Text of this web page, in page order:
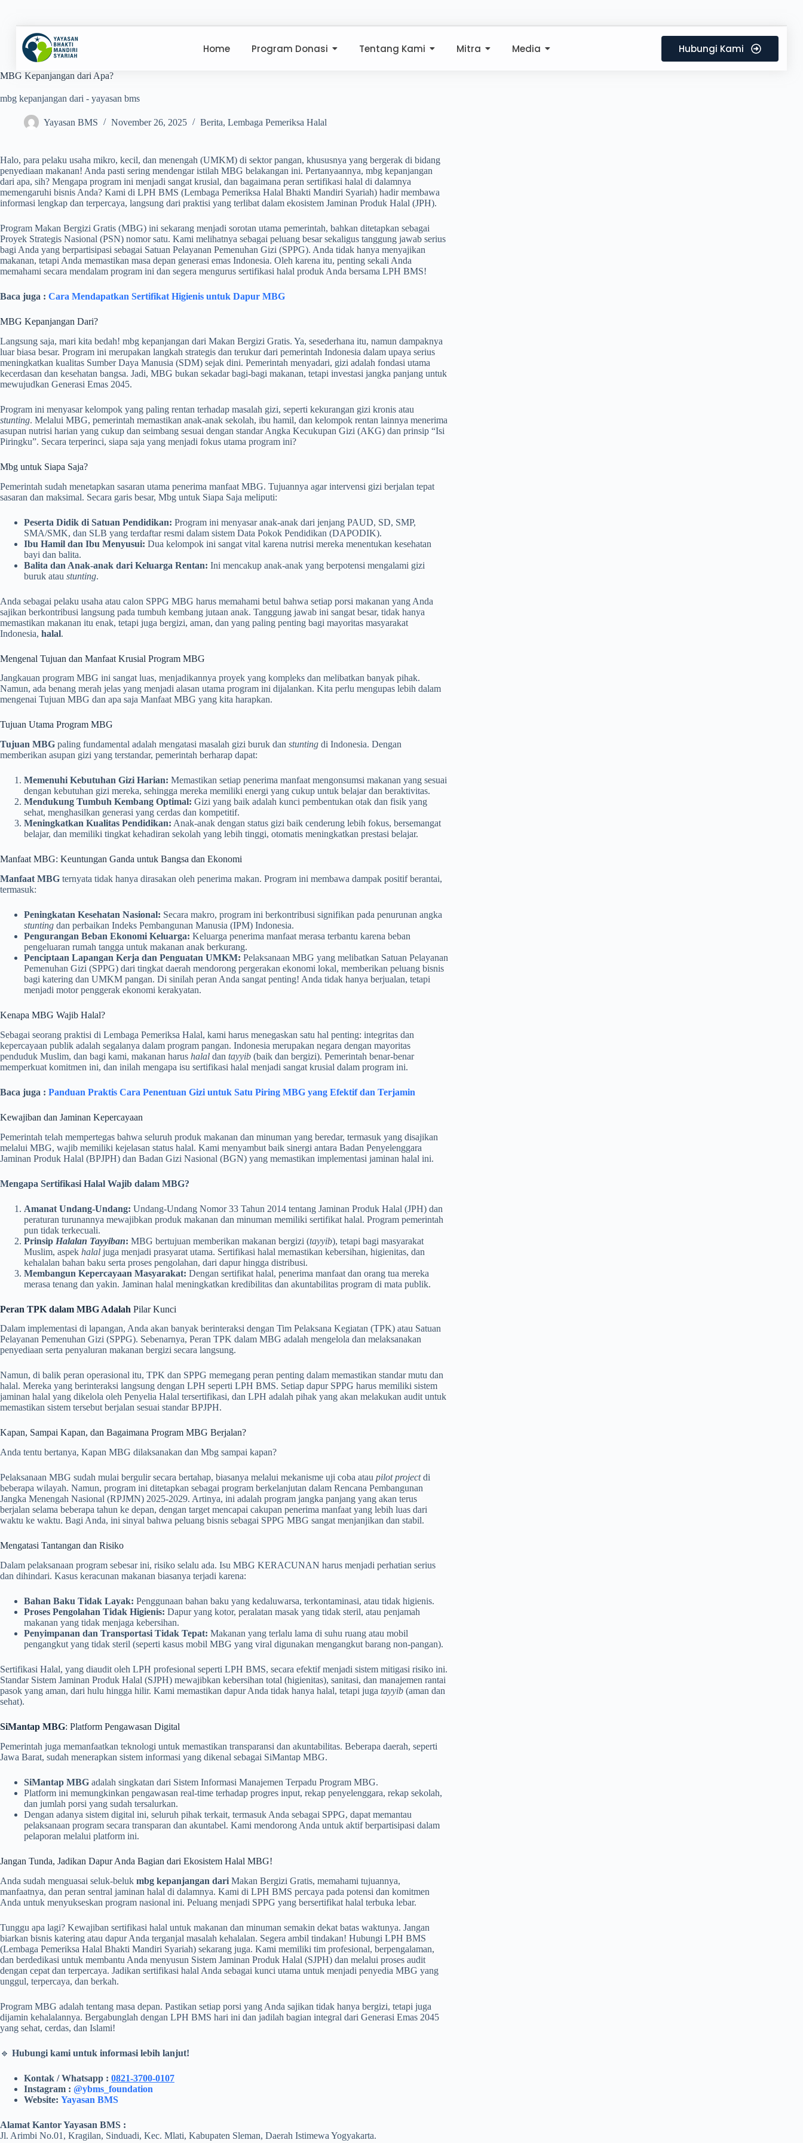
Home Program Donasi Tentang Kami Mitra Media Hubungi Kami
MBG Kepanjangan dari Apa?
mbg kepanjangan dari - yayasan bms
Yayasan BMS November 26, 2025 Berita, Lembaga Pemeriksa Halal
Halo, para pelaku usaha mikro, kecil, dan menengah (UMKM) di sektor pangan, khususnya yang bergerak di bidang
penyediaan makanan! Anda pasti sering mendengar istilah MBG belakangan ini. Pertanyaannya, mbg kepanjangan
dari apa, sih? Mengapa program ini menjadi sangat krusial, dan bagaimana peran sertifikasi halal di dalamnya
memengaruhi bisnis Anda? Kami di LPH BMS (Lembaga Pemeriksa Halal Bhakti Mandiri Syariah) hadir membawa
informasi lengkap dan terpercaya, langsung dari praktisi yang terlibat dalam ekosistem Jaminan Produk Halal (JPH).
Program Makan Bergizi Gratis (MBG) ini sekarang menjadi sorotan utama pemerintah, bahkan ditetapkan sebagai
Proyek Strategis Nasional (PSN) nomor satu. Kami melihatnya sebagai peluang besar sekaligus tanggung jawab serius
bagi Anda yang berpartisipasi sebagai Satuan Pelayanan Pemenuhan Gizi (SPPG). Anda tidak hanya menyajikan
makanan, tetapi Anda memastikan masa depan generasi emas Indonesia. Oleh karena itu, penting sekali Anda
memahami secara mendalam program ini dan segera mengurus sertifikasi halal produk Anda bersama LPH BMS!
Baca juga : Cara Mendapatkan Sertifikat Higienis untuk Dapur MBG
MBG Kepanjangan Dari?
Langsung saja, mari kita bedah! mbg kepanjangan dari Makan Bergizi Gratis. Ya, sesederhana itu, namun dampaknya
luar biasa besar. Program ini merupakan langkah strategis dan terukur dari pemerintah Indonesia dalam upaya serius
meningkatkan kualitas Sumber Daya Manusia (SDM) sejak dini. Pemerintah menyadari, gizi adalah fondasi utama
kecerdasan dan kesehatan bangsa. Jadi, MBG bukan sekadar bagi-bagi makanan, tetapi investasi jangka panjang untuk
mewujudkan Generasi Emas 2045.
Program ini menyasar kelompok yang paling rentan terhadap masalah gizi, seperti kekurangan gizi kronis atau
stunting. Melalui MBG, pemerintah memastikan anak-anak sekolah, ibu hamil, dan kelompok rentan lainnya menerima
asupan nutrisi harian yang cukup dan seimbang sesuai dengan standar Angka Kecukupan Gizi (AKG) dan prinsip “Isi
Piringku”. Secara terperinci, siapa saja yang menjadi fokus utama program ini?
Mbg untuk Siapa Saja?
Pemerintah sudah menetapkan sasaran utama penerima manfaat MBG. Tujuannya agar intervensi gizi berjalan tepat
sasaran dan maksimal. Secara garis besar, Mbg untuk Siapa Saja meliputi:
Peserta Didik di Satuan Pendidikan: Program ini menyasar anak-anak dari jenjang PAUD, SD, SMP,
SMA/SMK, dan SLB yang terdaftar resmi dalam sistem Data Pokok Pendidikan (DAPODIK).
Ibu Hamil dan Ibu Menyusui: Dua kelompok ini sangat vital karena nutrisi mereka menentukan kesehatan
bayi dan balita.
Balita dan Anak-anak dari Keluarga Rentan: Ini mencakup anak-anak yang berpotensi mengalami gizi
buruk atau stunting.
Anda sebagai pelaku usaha atau calon SPPG MBG harus memahami betul bahwa setiap porsi makanan yang Anda
sajikan berkontribusi langsung pada tumbuh kembang jutaan anak. Tanggung jawab ini sangat besar, tidak hanya
memastikan makanan itu enak, tetapi juga bergizi, aman, dan yang paling penting bagi mayoritas masyarakat
Indonesia, halal.
Mengenal Tujuan dan Manfaat Krusial Program MBG
Jangkauan program MBG ini sangat luas, menjadikannya proyek yang kompleks dan melibatkan banyak pihak.
Namun, ada benang merah jelas yang menjadi alasan utama program ini dijalankan. Kita perlu mengupas lebih dalam
mengenai Tujuan MBG dan apa saja Manfaat MBG yang kita harapkan.
Tujuan Utama Program MBG
Tujuan MBG paling fundamental adalah mengatasi masalah gizi buruk dan stunting di Indonesia. Dengan
memberikan asupan gizi yang terstandar, pemerintah berharap dapat:
Memenuhi Kebutuhan Gizi Harian: Memastikan setiap penerima manfaat mengonsumsi makanan yang sesuai
dengan kebutuhan gizi mereka, sehingga mereka memiliki energi yang cukup untuk belajar dan beraktivitas.
Mendukung Tumbuh Kembang Optimal: Gizi yang baik adalah kunci pembentukan otak dan fisik yang
sehat, menghasilkan generasi yang cerdas dan kompetitif.
Meningkatkan Kualitas Pendidikan: Anak-anak dengan status gizi baik cenderung lebih fokus, bersemangat
belajar, dan memiliki tingkat kehadiran sekolah yang lebih tinggi, otomatis meningkatkan prestasi belajar.
Manfaat MBG: Keuntungan Ganda untuk Bangsa dan Ekonomi
Manfaat MBG ternyata tidak hanya dirasakan oleh penerima makan. Program ini membawa dampak positif berantai,
termasuk:
Peningkatan Kesehatan Nasional: Secara makro, program ini berkontribusi signifikan pada penurunan angka
stunting dan perbaikan Indeks Pembangunan Manusia (IPM) Indonesia.
Pengurangan Beban Ekonomi Keluarga: Keluarga penerima manfaat merasa terbantu karena beban
pengeluaran rumah tangga untuk makanan anak berkurang.
Penciptaan Lapangan Kerja dan Penguatan UMKM: Pelaksanaan MBG yang melibatkan Satuan Pelayanan
Pemenuhan Gizi (SPPG) dari tingkat daerah mendorong pergerakan ekonomi lokal, memberikan peluang bisnis
bagi katering dan UMKM pangan. Di sinilah peran Anda sangat penting! Anda tidak hanya berjualan, tetapi
menjadi motor penggerak ekonomi kerakyatan.
Kenapa MBG Wajib Halal?
Sebagai seorang praktisi di Lembaga Pemeriksa Halal, kami harus menegaskan satu hal penting: integritas dan
kepercayaan publik adalah segalanya dalam program pangan. Indonesia merupakan negara dengan mayoritas
penduduk Muslim, dan bagi kami, makanan harus halal dan tayyib (baik dan bergizi). Pemerintah benar-benar
memperkuat komitmen ini, dan inilah mengapa isu sertifikasi halal menjadi sangat krusial dalam program ini.
Baca juga : Panduan Praktis Cara Penentuan Gizi untuk Satu Piring MBG yang Efektif dan Terjamin
Kewajiban dan Jaminan Kepercayaan
Pemerintah telah mempertegas bahwa seluruh produk makanan dan minuman yang beredar, termasuk yang disajikan
melalui MBG, wajib memiliki kejelasan status halal. Kami menyambut baik sinergi antara Badan Penyelenggara
Jaminan Produk Halal (BPJPH) dan Badan Gizi Nasional (BGN) yang memastikan implementasi jaminan halal ini.
Mengapa Sertifikasi Halal Wajib dalam MBG?
Amanat Undang-Undang: Undang-Undang Nomor 33 Tahun 2014 tentang Jaminan Produk Halal (JPH) dan
peraturan turunannya mewajibkan produk makanan dan minuman memiliki sertifikat halal. Program pemerintah
pun tidak terkecuali.
Prinsip Halalan Tayyiban: MBG bertujuan memberikan makanan bergizi (tayyib), tetapi bagi masyarakat
Muslim, aspek halal juga menjadi prasyarat utama. Sertifikasi halal memastikan kebersihan, higienitas, dan
kehalalan bahan baku serta proses pengolahan, dari dapur hingga distribusi.
Membangun Kepercayaan Masyarakat: Dengan sertifikat halal, penerima manfaat dan orang tua mereka
merasa tenang dan yakin. Jaminan halal meningkatkan kredibilitas dan akuntabilitas program di mata publik.
Peran TPK dalam MBG Adalah Pilar Kunci
Dalam implementasi di lapangan, Anda akan banyak berinteraksi dengan Tim Pelaksana Kegiatan (TPK) atau Satuan
Pelayanan Pemenuhan Gizi (SPPG). Sebenarnya, Peran TPK dalam MBG adalah mengelola dan melaksanakan
penyediaan serta penyaluran makanan bergizi secara langsung.
Namun, di balik peran operasional itu, TPK dan SPPG memegang peran penting dalam memastikan standar mutu dan
halal. Mereka yang berinteraksi langsung dengan LPH seperti LPH BMS. Setiap dapur SPPG harus memiliki sistem
jaminan halal yang dikelola oleh Penyelia Halal tersertifikasi, dan LPH adalah pihak yang akan melakukan audit untuk
memastikan sistem tersebut berjalan sesuai standar BPJPH.
Kapan, Sampai Kapan, dan Bagaimana Program MBG Berjalan?
Anda tentu bertanya, Kapan MBG dilaksanakan dan Mbg sampai kapan?
Pelaksanaan MBG sudah mulai bergulir secara bertahap, biasanya melalui mekanisme uji coba atau pilot projectdi
beberapa wilayah. Namun, program ini ditetapkan sebagai program berkelanjutan dalam Rencana Pembangunan
Jangka Menengah Nasional (RPJMN) 2025-2029. Artinya, ini adalah program jangka panjang yang akan terus
berjalan selama beberapa tahun ke depan, dengan target mencapai cakupan penerima manfaat yang lebih luas dari
waktu ke waktu. Bagi Anda, ini sinyal bahwa peluang bisnis sebagai SPPG MBG sangat menjanjikan dan stabil.
Mengatasi Tantangan dan Risiko
Dalam pelaksanaan program sebesar ini, risiko selalu ada. Isu MBG KERACUNAN harus menjadi perhatian serius
dan dihindari. Kasus keracunan makanan biasanya terjadi karena:
Bahan Baku Tidak Layak: Penggunaan bahan baku yang kedaluwarsa, terkontaminasi, atau tidak higienis.
Proses Pengolahan Tidak Higienis: Dapur yang kotor, peralatan masak yang tidak steril, atau penjamah
makanan yang tidak menjaga kebersihan.
Penyimpanan dan Transportasi Tidak Tepat: Makanan yang terlalu lama di suhu ruang atau mobil
pengangkut yang tidak steril (seperti kasus mobil MBG yang viral digunakan mengangkut barang non-pangan).
Sertifikasi Halal, yang diaudit oleh LPH profesional seperti LPH BMS, secara efektif menjadi sistem mitigasi risiko ini.
Standar Sistem Jaminan Produk Halal (SJPH) mewajibkan kebersihan total (higienitas), sanitasi, dan manajemen rantai
pasok yang aman, dari hulu hingga hilir. Kami memastikan dapur Anda tidak hanya halal, tetapi juga tayyib (aman dan
sehat).
SiMantap MBG: Platform Pengawasan Digital
Pemerintah juga memanfaatkan teknologi untuk memastikan transparansi dan akuntabilitas. Beberapa daerah, seperti
Jawa Barat, sudah menerapkan sistem informasi yang dikenal sebagai SiMantap MBG.
SiMantap MBG adalah singkatan dari Sistem Informasi Manajemen Terpadu Program MBG.
Platform ini memungkinkan pengawasan real-time terhadap progres input, rekap penyelenggara, rekap sekolah,
dan jumlah porsi yang sudah tersalurkan.
Dengan adanya sistem digital ini, seluruh pihak terkait, termasuk Anda sebagai SPPG, dapat memantau
pelaksanaan program secara transparan dan akuntabel. Kami mendorong Anda untuk aktif berpartisipasi dalam
pelaporan melalui platform ini.
Jangan Tunda, Jadikan Dapur Anda Bagian dari Ekosistem Halal MBG!
Anda sudah menguasai seluk-beluk mbg kepanjangan dari Makan Bergizi Gratis, memahami tujuannya,
manfaatnya, dan peran sentral jaminan halal di dalamnya. Kami di LPH BMS percaya pada potensi dan komitmen
Anda untuk menyukseskan program nasional ini. Peluang menjadi SPPG yang bersertifikat halal terbuka lebar.
Tunggu apa lagi? Kewajiban sertifikasi halal untuk makanan dan minuman semakin dekat batas waktunya. Jangan
biarkan bisnis katering atau dapur Anda terganjal masalah kehalalan. Segera ambil tindakan! Hubungi LPH BMS
(Lembaga Pemeriksa Halal Bhakti Mandiri Syariah) sekarang juga. Kami memiliki tim profesional, berpengalaman,
dan berdedikasi untuk membantu Anda menyusun Sistem Jaminan Produk Halal (SJPH) dan melalui proses audit
dengan cepat dan terpercaya. Jadikan sertifikasi halal Anda sebagai kunci utama untuk menjadi penyedia MBG yang
unggul, terpercaya, dan berkah.
Program MBG adalah tentang masa depan. Pastikan setiap porsi yang Anda sajikan tidak hanya bergizi, tetapi juga
dijamin kehalalannya. Bergabunglah dengan LPH BMS hari ini dan jadilah bagian integral dari Generasi Emas 2045
yang sehat, cerdas, dan Islami!
🔹 Hubungi kami untuk informasi lebih lanjut!
Kontak / Whatsapp : 0821-3700-0107
Instagram : @ybms_foundation
Website: Yayasan BMS
Alamat Kantor Yayasan BMS :
Jl. Arimbi No.01, Kragilan, Sinduadi, Kec. Mlati, Kabupaten Sleman, Daerah Istimewa Yogyakarta.